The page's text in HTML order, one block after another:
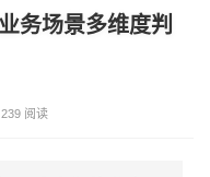
务场景多维度判
239 阅读